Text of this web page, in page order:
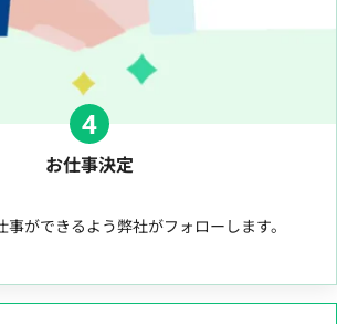
4
お仕事決定
ができるよう弊社がフォローします。